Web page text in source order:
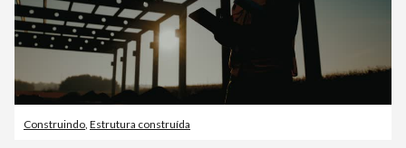
Construindo Estrutura construída